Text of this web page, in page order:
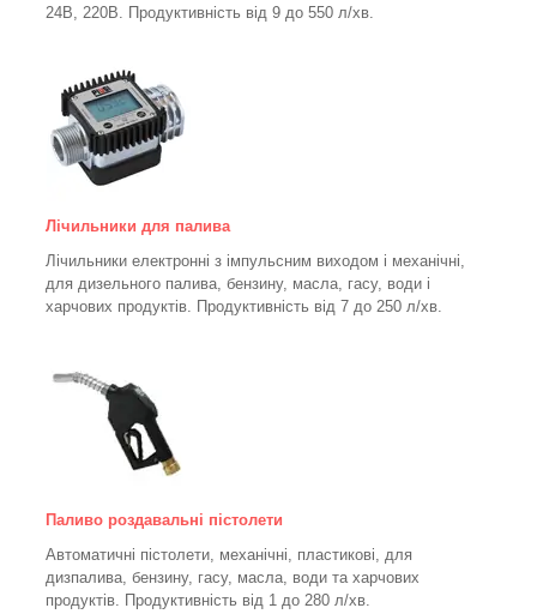
24В, 220В. Продуктивність від 9 до 550 л/хв.
Лічильники для палива
Лічильники електронні з імпульсним виходом і механічні,
для дизельного палива, бензину, масла, гасу, води і
харчових продуктів. Продуктивність від 7 до 250 л/хв.
Паливо роздавальні пістолети
Автоматичні пістолети, механічні, пластикові, для
дизпалива, бензину, гасу, масла, води та харчових
продуктів. Продуктивність від 1 до 280 л/хв.